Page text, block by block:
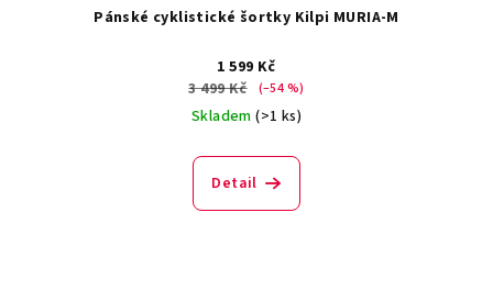
Pánské cyklistické šortky Kilpi MURIA-M
1 599 Kč
3 499 Kč
(–54 %)
Skladem(>1 ks)
Detail